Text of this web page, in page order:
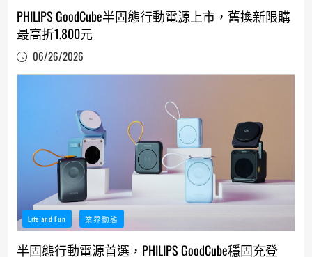
PHILIPS GoodCube半固態行動電源上市，舊換新限購
最高折1,800元
06/26/2026
Life and Fun 業界動態
半固態行動電源首選，PHILIPS GoodCube穩固充登